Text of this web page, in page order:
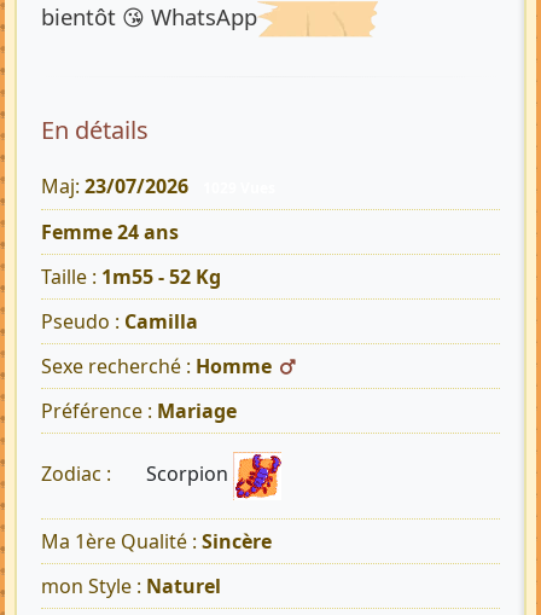
bientôt 😘 WhatsApp
En détails
Maj: 23/07/2026
Femme 24 ans
Taille : 1m55 - 52 Kg
Pseudo : Camilla
Sexe recherché : Homme
Préférence : Mariage
Zodiac : Scorpion
Ma 1ère Qualité : Sincère
mon Style : Naturel